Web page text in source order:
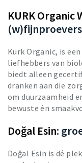
KURK Organic
Kurk Organic, is
liefhebbers van
biedt alleen
dranken aan die
om duurzaamheid
bewuste én
Doğal Esin:
Doğal Esin is dé